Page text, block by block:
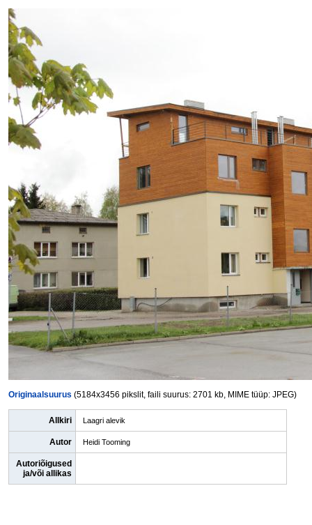
Originaalsuurus (5184x3456 pikslit, faili suurus: 2701 kb, MIME tüüp: JPEG)
Allkiri Laagri alevik
Autor Heidi Tooming
Autoriõigused
ja/või allikas